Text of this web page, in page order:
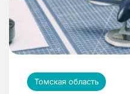
Томская область